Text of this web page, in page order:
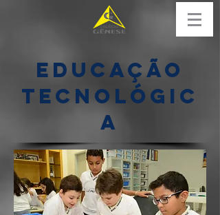
EDUCAÇÃO
TECNOLÓGIC
A